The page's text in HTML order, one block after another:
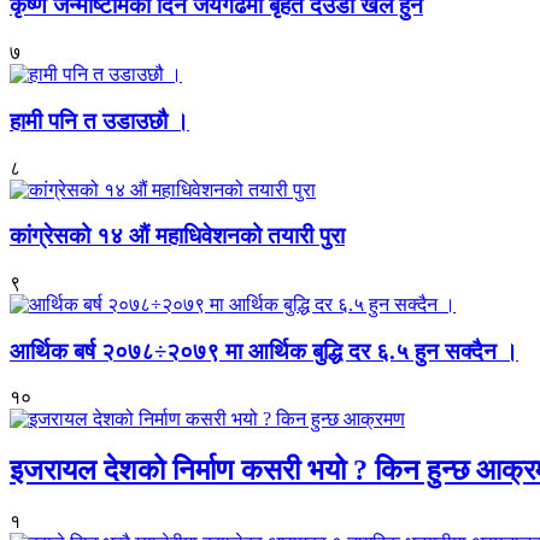
कृष्ण जन्माष्टमिको दिन जयगढमा बृहत देउडा खेल हुँने
७
हामी पनि त उडाउछौ ।
८
कांग्रेसको १४ औं महाधिवेशनको तयारी पुरा
९
आर्थिक बर्ष २०७८÷२०७९ मा आर्थिक बुद्धि दर ६.५ हुन सक्दैन ।
१०
इजरायल देशको निर्माण कसरी भयो ? किन हुन्छ
१